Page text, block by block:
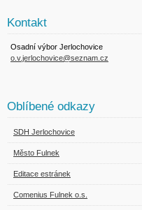
Kontakt
Osadní výbor Jerlochovice
o.v.jerlochovice@seznam.cz
Oblíbené odkazy
SDH Jerlochovice
Město Fulnek
Editace estránek
Comenius Fulnek o.s.